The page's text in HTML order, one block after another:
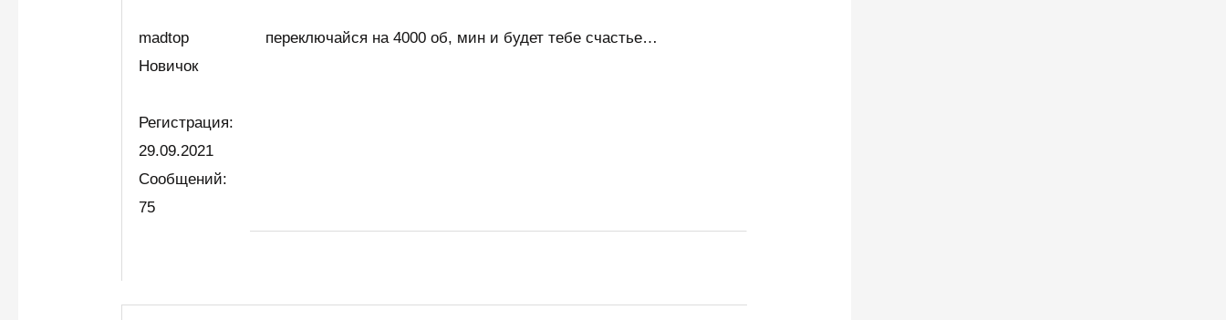
madtop
Новичок
Регистрация:
29.09.2021
Сообщений:
75
переключайся на 4000 об, мин и будет тебе счастье…